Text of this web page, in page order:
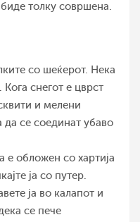
толку совршена.
со шеќерот. Нека
снегот е цврст
и мелени
се соединат убаво
е обложен со хартија
ја со путер.
ја во калапот и
се пече